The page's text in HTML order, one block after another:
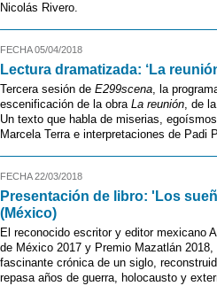
Nicolás Rivero.
FECHA 05/04/2018
Lectura dramatizada: ‘La
Tercera sesión de E299scena, la
escenificación de la obra La reunión, de
Un texto que habla de miserias,
Marcela Terra e interpretaciones de
FECHA 22/03/2018
Presentación de libro: 'Los
(México)
El reconocido escritor y editor mexicano
de México 2017 y Premio Mazatlán
fascinante crónica de un siglo,
repasa años de guerra, holocausto y